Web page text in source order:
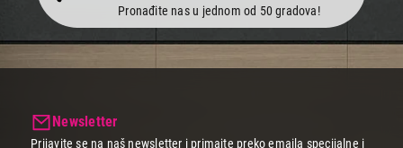
Pronađite nas u jednom od 50 gradova!
Newsletter
Prijavite se na naš newsletter i primajte preko emaila specijalne i